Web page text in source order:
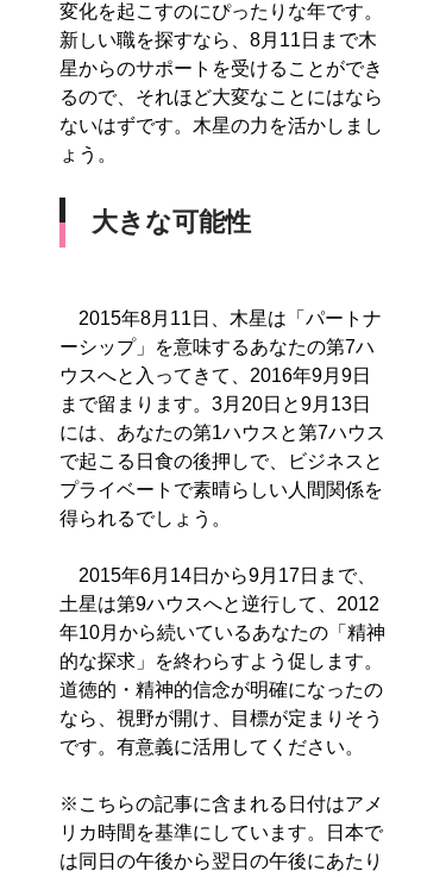
変化を起こすのにぴったりな年です。
新しい職を探すなら、8月11日まで木
星からのサポートを受けることができ
るので、それほど大変なことにはなら
ないはずです。木星の力を活かしまし
ょう。
大きな可能性
2015年8月11日、木星は「パートナ
ーシップ」を意味するあなたの第7ハ
ウスへと入ってきて、2016年9月9日
まで留まります。3月20日と9月13日
には、あなたの第1ハウスと第7ハウス
で起こる日食の後押しで、ビジネスと
プライベートで素晴らしい人間関係を
得られるでしょう。
2015年6月14日から9月17日まで、
土星は第9ハウスへと逆行して、2012
年10月から続いているあなたの「精神
的な探求」を終わらすよう促します。
道徳的・精神的信念が明確になったの
なら、視野が開け、目標が定まりそう
です。有意義に活用してください。
※こちらの記事に含まれる日付はアメ
リカ時間を基準にしています。日本で
は同日の午後から翌日の午後にあたり